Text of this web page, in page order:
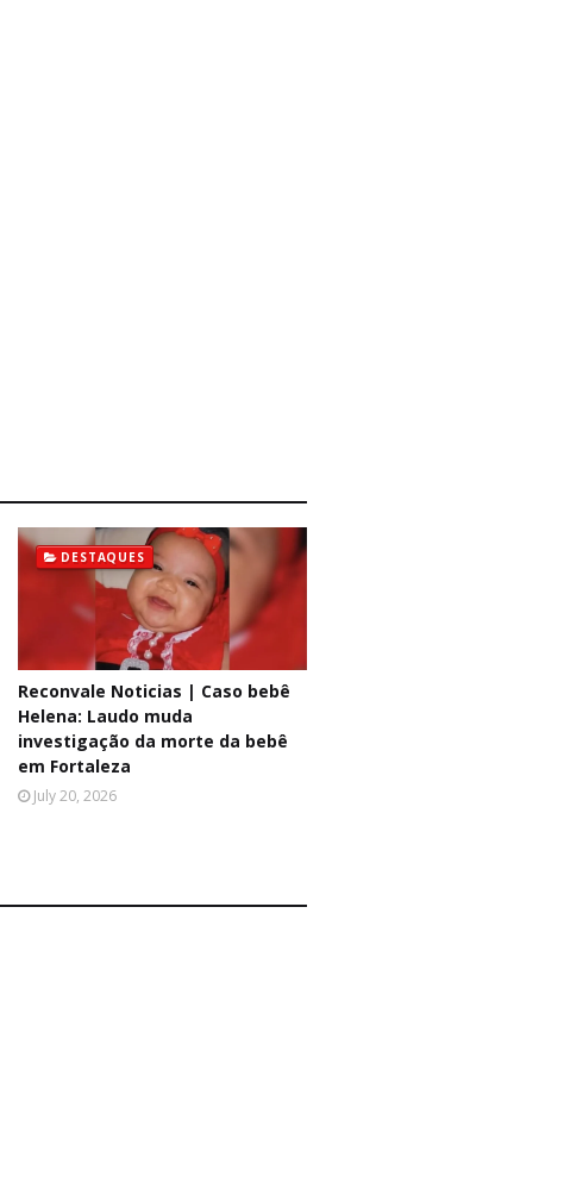
DESTAQUES
Reconvale Noticias | Caso bebê
Helena: Laudo muda
investigação da morte da bebê
em Fortaleza
July 20, 2026